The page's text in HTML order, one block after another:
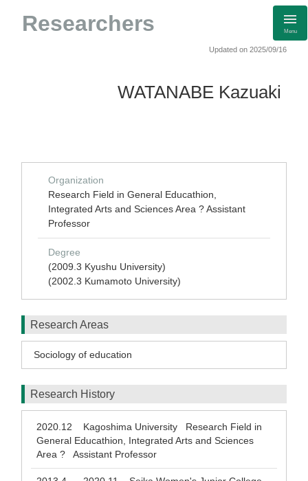
Researchers Menu
Updated on 2025/09/16
WATANABE Kazuaki
Organization
Research Field in General Educathion,
Integrated Arts and Sciences Area ? Assistant
Professor
Degree
(2009.3 Kyushu University)
(2002.3 Kumamoto University)
Research Areas
Sociology of education
Research History
2020.12 Kagoshima University Research Field in
General Educathion, Integrated Arts and Sciences
Area ? Assistant Professor